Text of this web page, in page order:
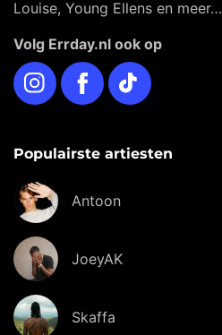
Louise, Young Ellens en meer…
Volg Errday.nl ook op
InstagramFacebookTikTok
Populairste artiesten
Antoon
JoeyAK
Skaffa